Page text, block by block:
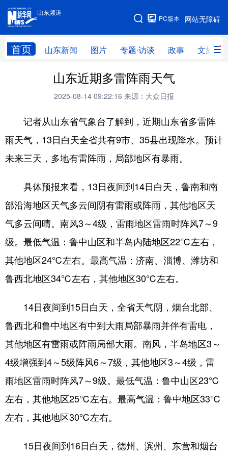
山东频道
网站无障碍
PC版本
首页 山东新闻 图片 专题·访谈 政事 文旅
手机版
网站地图
高层 时政
财经 网评
台湾 思客智库 全球连线 教育
科技 科普 体育 文化
健康 军事 访谈
图片 中央文件 金融 汽车
食品 人居 信息化 乡村振兴
溯源中国 城市 旅游 能源
会展 彩票 娱乐 时尚
地方频道
政事 社会民生 山东产经
文娱 融媒秀 地市 科教
健康 微视齐鲁
山东近期多雷阵雨天气
2025-08-14 09:22:16 来源：大众日报
记者从山东省气象台了解到，近期山东省多雷阵
雨天气，13日白天全省共有9市、35县出现降水。预计
未来三天，多地有雷阵雨，局部地区有暴雨。
具体预报来看，13日夜间到14日白天，鲁南和南
部沿海地区天气多云间阴有雷雨或阵雨，其他地区天
气多云间晴。南风3～4级，雷雨地区雷雨时阵风7～9
级。最低气温：鲁中山区和半岛内陆地区22℃左右，
其他地区24℃左右。最高气温：济南、淄博、潍坊和
鲁西北地区34℃左右，其他地区30℃左右。
14日夜间到15日白天，全省天气阴，烟台北部、
鲁西北和鲁中地区有中到大雨局部暴雨并伴有雷电，
其他地区有雷雨或阵雨局部大雨。南风，半岛地区3～
4级增强到4～5级阵风6～7级，其他地区3～4级，雷
雨地区雷雨时阵风7～9级。最低气温：鲁中山区23℃
左右，其他地区25℃左右。最高气温：鲁中地区33℃
左右，其他地区30℃左右。
15日夜间到16日白天，德州、滨州、东营和烟台